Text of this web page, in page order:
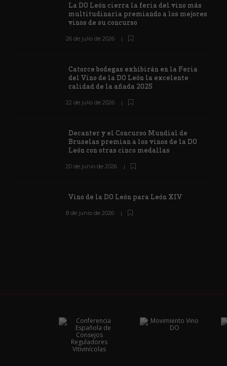
La DO León cierra la feria del vino más
multitudinaria premiando a los mejores
vinos de su concurso
26 de julio de 2026
Catorce bodegas exhibirán en la Feria
del Vino de la DO León la excelente
calidad de la añada 2025
22 de julio de 2026
Decanter y el Concurso Mundial de
Bruselas premian a los vinos de la DO
León con otras cinco medallas
20 de junio de 2026
Vino de la DO León para León XIV
8 de junio de 2026